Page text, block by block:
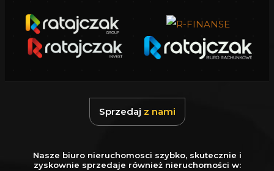
- oknaPCV 7-komorowe, 3- szybowe,
- dach pokrytydachówką cementową,
- instalacja CO wraz z uruchomionym piecem
- ściany zewnętrzne wzniesione z
wymagania izolacyjności termicznej,
Sprzedaj z nami
Nasze biuro nieruchomosci szybko, skutecznie i
zyskownie sprzedaje również nieruchomości w: